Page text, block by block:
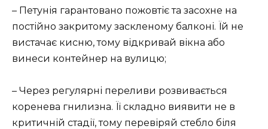
– Петунія гарантовано пожовтіє та засохне на
постійно закритому заскленому балконі. Їй не
вистачає кисню, тому відкривай вікна або
винеси контейнер на вулицю;
– Через регулярні переливи розвивається
коренева гнилизна. Її складно виявити не в
критичній стадії, тому перевіряй стебло біля